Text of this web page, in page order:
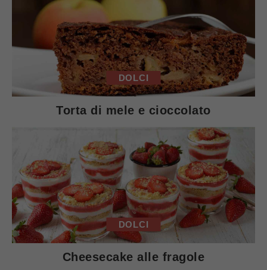
DOLCI
Torta di mele e cioccolato
DOLCI
Cheesecake alle fragole